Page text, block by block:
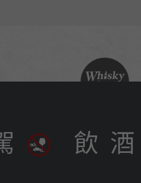
飲 酒
702023 台南市南區水交社
No. 35, Shuijiaoshe Rd., South Dist.,